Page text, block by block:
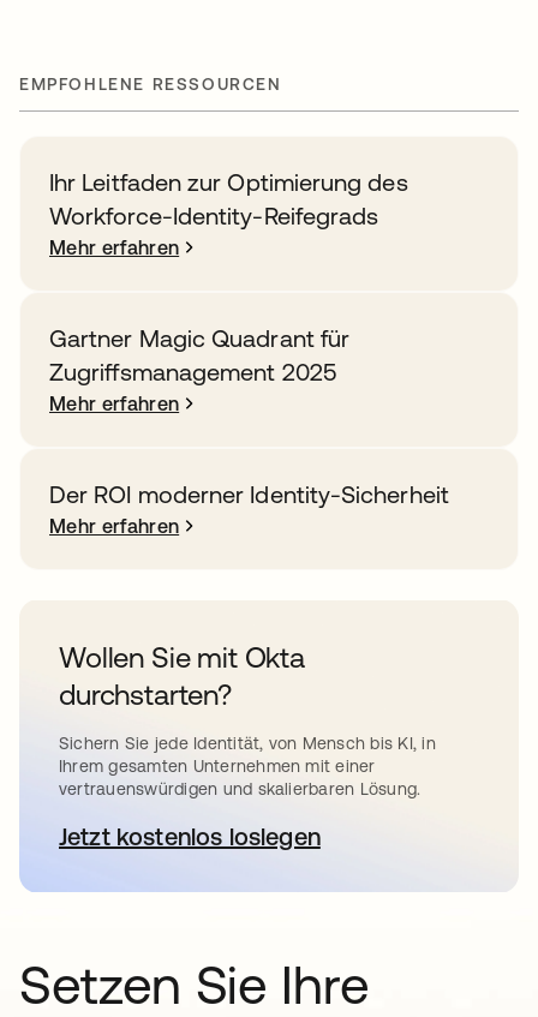
EMPFOHLENE RESSOURCEN
Ihr Leitfaden zur Optimierung des
Workforce-Identity-Reifegrads
Mehr erfahren
Gartner Magic Quadrant für
Zugriffsmanagement 2025
Mehr erfahren
Der ROI moderner Identity-Sicherheit
Mehr erfahren
Wollen Sie mit Okta
durchstarten?
Sichern Sie jede Identität, von Mensch bis KI, in
Ihrem gesamten Unternehmen mit einer
vertrauenswürdigen und skalierbaren Lösung.
Jetzt kostenlos loslegen
wird in einer neuen
Setzen Sie Ihre